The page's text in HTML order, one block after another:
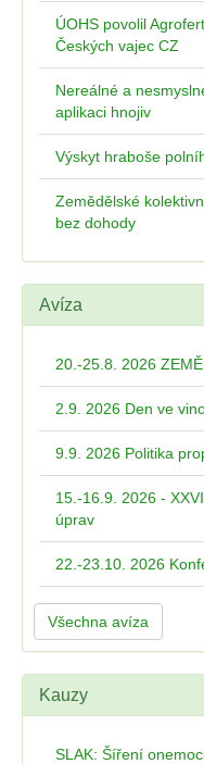
ÚOHS povolil
Českých vajec CZ
Nereálné a
aplikaci hnojiv
Výskyt hraboše
Zemědělské
bez dohody
Avíza
20.-25.8. 2026
2.9. 2026 Den ve
9.9. 2026 Politika
15.-16.9. 2026 -
úprav
22.-23.10. 2026
Všechna avíza
Kauzy
SLAK: Šíření